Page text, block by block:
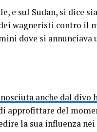
e sul Sudan, si dice
wagneristi contro il
dove si
anche dal
approfittare del
la sua influenza nei